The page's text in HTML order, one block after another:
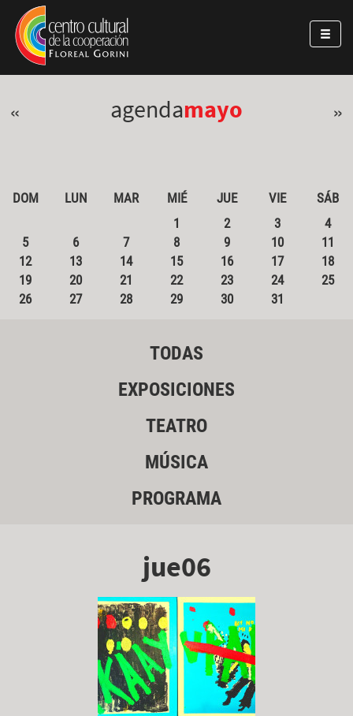
Pasar al contenido principal
Jump to main content
« agendamayo »
DOM LUN MAR MIÉ JUE VIE
SÁB
1
2 3
4
5
6 7 8 9 10
11
12
13 14 15 16 17
18
19
20 21 22 23 24
25
26
27 28 29 30 31
TODAS
EXPOSICIONES
TEATRO
MÚSICA
PROGRAMA
jue06